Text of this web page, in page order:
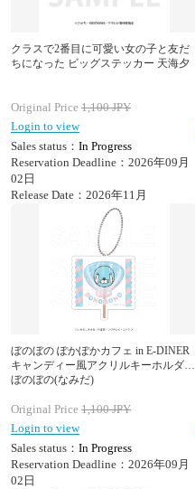
クラスで2番目に可愛い女の子と友だ
ちになった ビッグステッカー 天海夕
Original Price 1,100JPY
Login to view
Sales status： In Progress
Reservation Deadline：2026年09月
02日
Release Date：2026年11月
ぼのぼの ぽかぽかカフェ in E-DINER
キャンディー風アクリルキーホルダー
ぼのぼの(なみだ)
Original Price 1,100JPY
Login to view
Sales status： In Progress
Reservation Deadline：2026年09月
02日